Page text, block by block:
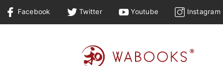
Facebook Twitter Youtube Instagram